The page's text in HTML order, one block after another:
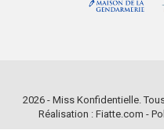
2026 - Miss Konfidentielle.
Réalisation : Fiatte.com -